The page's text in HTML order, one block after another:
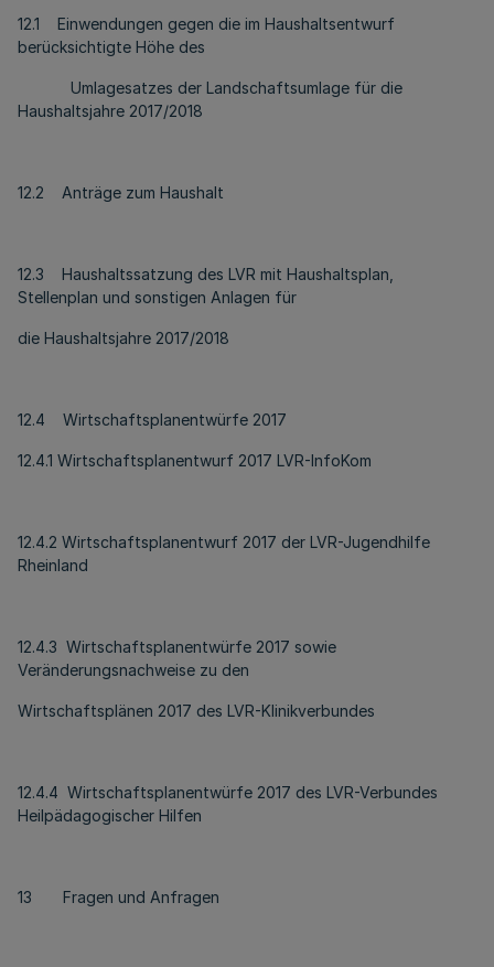
12.1 Einwendungen gegen die im Haushaltsentwurf
berücksichtigte Höhe des
Umlagesatzes der Landschaftsumlage für die
Haushaltsjahre 2017/2018
12.2 Anträge zum Haushalt
12.3 Haushaltssatzung des LVR mit Haushaltsplan,
Stellenplan und sonstigen Anlagen für
die Haushaltsjahre 2017/2018
12.4 Wirtschaftsplanentwürfe 2017
12.4.1 Wirtschaftsplanentwurf 2017 LVR-InfoKom
12.4.2 Wirtschaftsplanentwurf 2017 der LVR-Jugendhilfe
Rheinland
12.4.3 Wirtschaftsplanentwürfe 2017 sowie
Veränderungsnachweise zu den
Wirtschaftsplänen 2017 des LVR-Klinikverbundes
12.4.4 Wirtschaftsplanentwürfe 2017 des LVR-Verbundes
Heilpädagogischer Hilfen
13 Fragen und Anfragen